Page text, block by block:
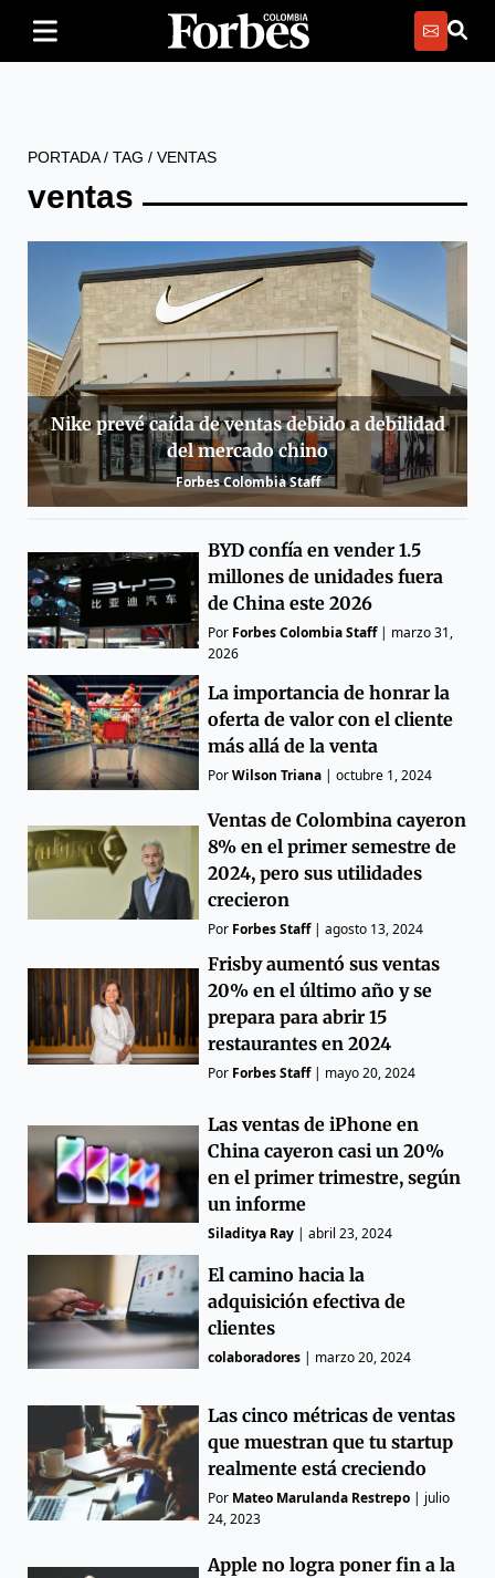
PORTADA/ TAG / VENTAS
ventas
Nike prevé caída de ventas debido a debilidad
del mercado chino
Forbes Colombia Staff
BYD confía en vender 1.5
millones de unidades fuera
de China este 2026
Por Forbes Colombia Staff| marzo 31,
2026
La importancia de honrar la
oferta de valor con el cliente
más allá de la venta
PorWilson Triana |octubre 1, 2024
Ventas de Colombina cayeron
8% en el primer semestre de
2024, pero sus utilidades
crecieron
Por Forbes Staff|agosto 13, 2024
Frisby aumentó sus ventas
20% en el último año y se
prepara para abrir 15
restaurantes en 2024
Por Forbes Staff| mayo 20, 2024
Las ventas de iPhone en
China cayeron casi un 20%
en el primer trimestre, según
un informe
Siladitya Ray |abril 23, 2024
El camino hacia la
adquisición efectiva de
clientes
colaboradores | marzo 20, 2024
Las cinco métricas de ventas
que muestran que tu startup
realmente está creciendo
Por Mateo Marulanda Restrepo | julio
24, 2023
Apple no logra poner fin a la